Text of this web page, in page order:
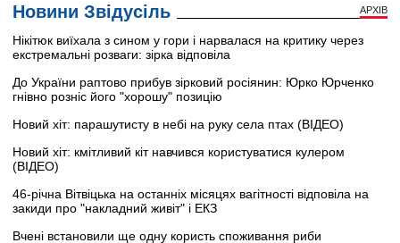
Новини Звідусіль АРХІВ
Нікітюк виїхала з сином у гори і нарвалася на критику через
екстремальні розваги: зірка відповіла
До України раптово прибув зірковий росіянин: Юрко Юрченко
гнівно розніс його "хорошу" позицію
Новий хіт: парашутисту в небі на руку села птах (ВІДЕО)
Новий хіт: кмітливий кіт навчився користуватися кулером
(ВІДЕО)
46-річна Вітвіцька на останніх місяцях вагітності відповіла на
закиди про "накладний живіт" і ЕКЗ
Вчені встановили ще одну користь споживання риби